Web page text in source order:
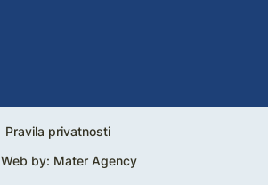
Pravila privatnosti
Web by: Mater Agency